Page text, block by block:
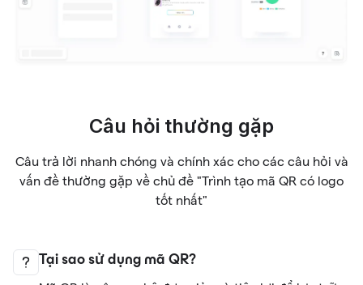
Câu hỏi thường gặp
Câu trả lời nhanh chóng và chính xác cho các câu hỏi và
vấn đề thường gặp về chủ đề "Trình tạo mã QR có logo
tốt nhất"
Tại sao sử dụng mã QR?